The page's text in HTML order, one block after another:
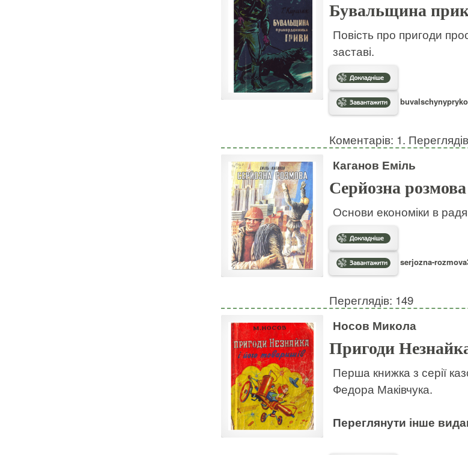
Бувальщина
Повість про пригоди
заставі.
Коментарів: 1.
Каганов Еміль
Серйозна розмова
Основи економіки в
serjozna-
Переглядів: 149
Носов Микола
Пригоди
Перша книжка з серії
Федора Маківчука.
Переглянути інше